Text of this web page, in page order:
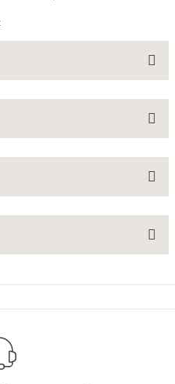
soru sorulmamış.
kullanarak tarafımıza